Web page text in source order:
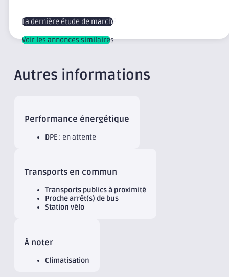
La dernière étude de marché
Voir les annonces similaires
Autres informations
Performance énergétique
DPE : en attente
Transports en commun
Transports publics à proximité
Proche arrêt(s) de bus
Station vélo
À noter
Climatisation